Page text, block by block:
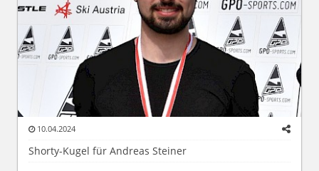
10.04.2024
Shorty-Kugel für Andreas Steiner